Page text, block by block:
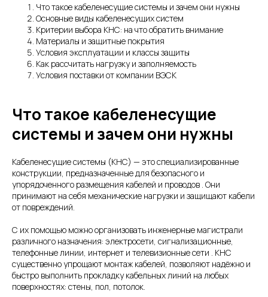
Что такое кабеленесущие системы и зачем они нужны
Основные виды кабеленесущих систем
Критерии выбора КНС: на что обратить внимание
Материалы и защитные покрытия
Условия эксплуатации и классы защиты
Как рассчитать нагрузку и заполняемость
Условия поставки от компании ВЭСК
Что такое кабеленесущие
системы и зачем они нужны
Кабеленесущие системы (КНС) — это специализированные
конструкции, предназначенные для безопасного и
упорядоченного размещения кабелей и проводов . Они
принимают на себя механические нагрузки и защищают кабели
от повреждений.
С их помощью можно организовать инженерные магистрали
различного назначения: электросети, сигнализационные,
телефонные линии, интернет и телевизионные сети . КНС
существенно упрощают монтаж кабелей, позволяют надёжно и
быстро выполнить прокладку кабельных линий на любых
поверхностях: стены, пол, потолок.